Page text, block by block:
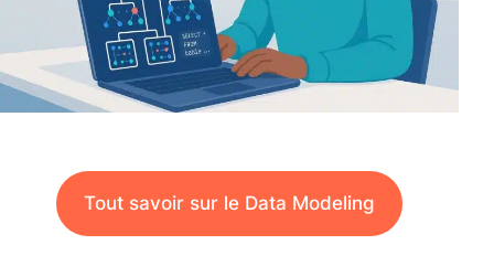
Tout savoir sur le Data Modeling